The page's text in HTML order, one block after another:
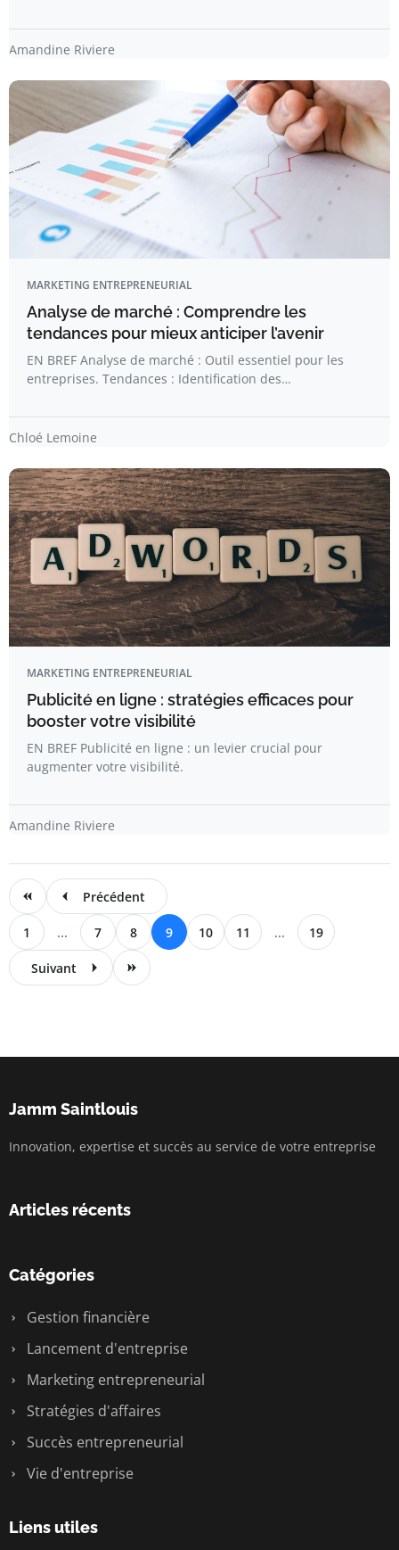
Amandine Riviere
MARKETING ENTREPRENEURIAL
Analyse de marché : Comprendre les
tendances pour mieux anticiper l’avenir
EN BREF Analyse de marché : Outil essentiel pour les
entreprises. Tendances : Identification des…
Chloé Lemoine
MARKETING ENTREPRENEURIAL
Publicité en ligne : stratégies efficaces pour
booster votre visibilité
EN BREF Publicité en ligne : un levier crucial pour
augmenter votre visibilité.
Amandine Riviere
Précédent
1 ... 7 8 9 10 11 ... 19
Suivant
Jamm Saintlouis
Innovation, expertise et succès au service de votre entreprise
Articles récents
Catégories
Gestion financière
Lancement d'entreprise
Marketing entrepreneurial
Stratégies d'affaires
Succès entrepreneurial
Vie d'entreprise
Liens utiles